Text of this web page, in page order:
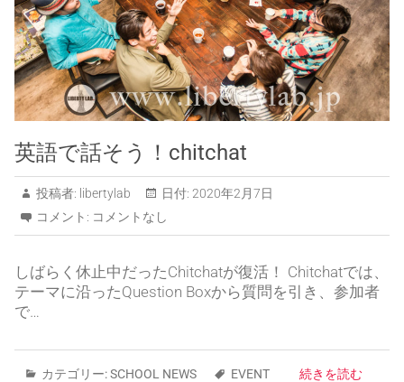
英語で話そう！chitchat
投稿者: libertylab 日付: 2020年2月7日
コメント: コメントなし
しばらく休止中だったChitchatが復活！ Chitchatでは、
テーマに沿ったQuestion Boxから質問を引き、参加者
で…
カテゴリー:SCHOOL NEWS EVENT 続きを読む